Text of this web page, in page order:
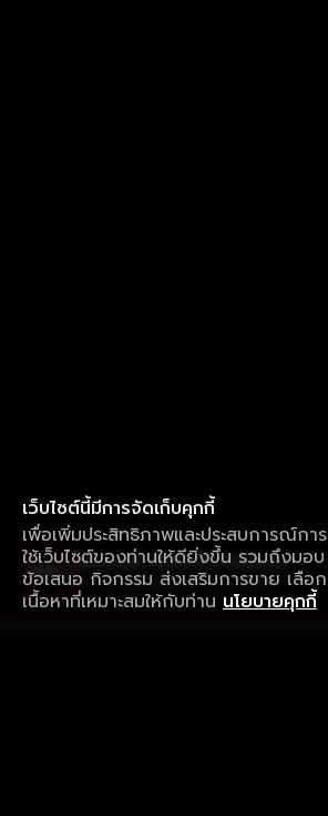
เว็บไซต์นี้มีการจัดเก็บคุกกี้
เพื่อเพิ่มประสิทธิภาพและประสบการณ์การ
ใช้เว็บไซต์ของท่านให้ดียิ่งขึ้น รวมถึงมอบ
ข้อเสนอ กิจกรรม ส่งเสริมการขาย เลือก
เนื้อหาที่เหมาะสมให้กับท่าน นโยบายคุกกี้
ใช้งานแอป ลื่นไหลกว่า ไม่มีสะดุด
ดาวน์โหลดแอปเพื่อการรับชมที่ดีกว่า